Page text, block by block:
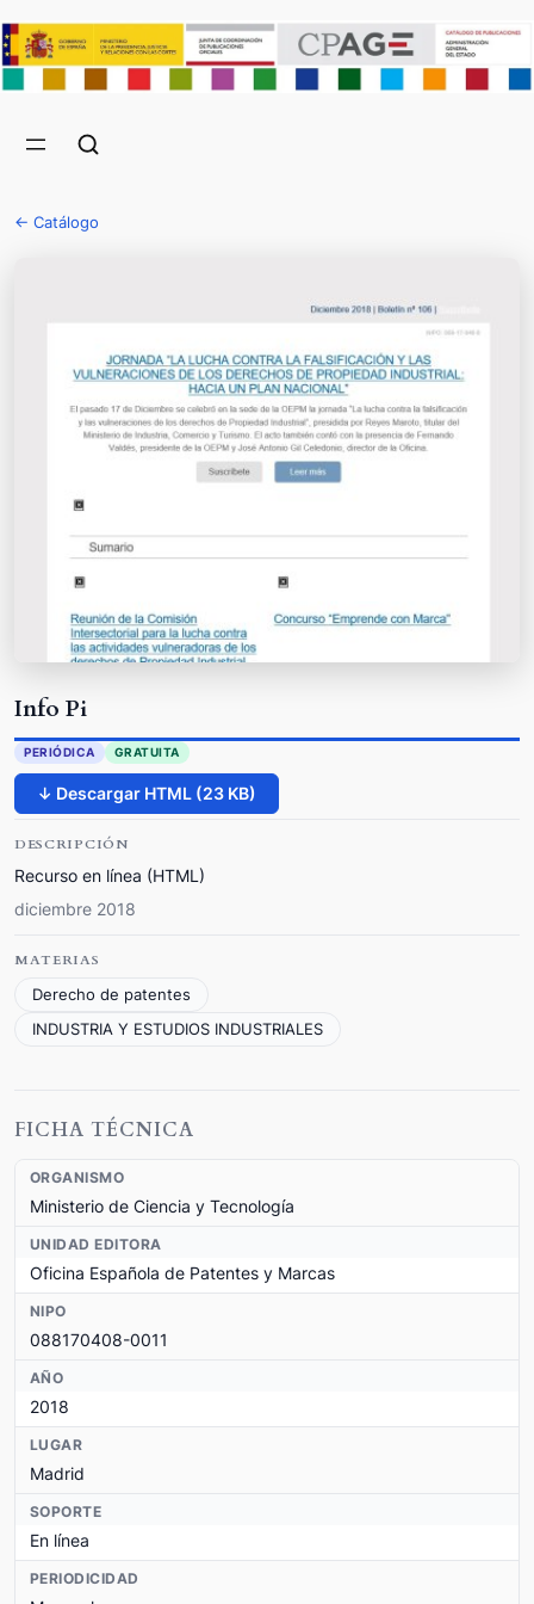
← Catálogo
Info Pi
PERIÓDICA GRATUITA
↓ Descargar HTML (23 KB)
DESCRIPCIÓN
Recurso en línea (HTML)
diciembre 2018
MATERIAS
Derecho de patentes
INDUSTRIA Y ESTUDIOS INDUSTRIALES
FICHA TÉCNICA
ORGANISMO
Ministerio de Ciencia y Tecnología
UNIDAD EDITORA
Oficina Española de Patentes y Marcas
NIPO
088170408-0011
AÑO
2018
LUGAR
Madrid
SOPORTE
En línea
PERIODICIDAD